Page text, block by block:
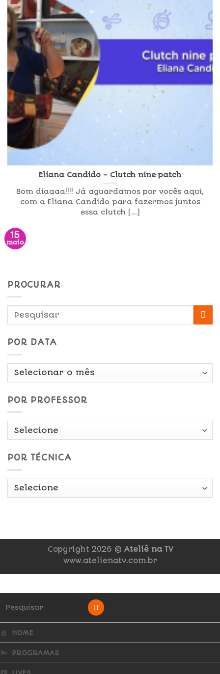
Eliana Candido – Clutch nine patch
Bom diaaaa!!!! Já aguardamos por vocês aqui,
com a Eliana Candido para fazermos juntos
essa clutch [...]
15
maio
PROCURAR
POR DATA
Por
POR PROFESSOR
POR TÉCNICA
Copyright 2026 © Ateliê na TV
www.atelienatv.com.br
HOME
PROGRAMAS